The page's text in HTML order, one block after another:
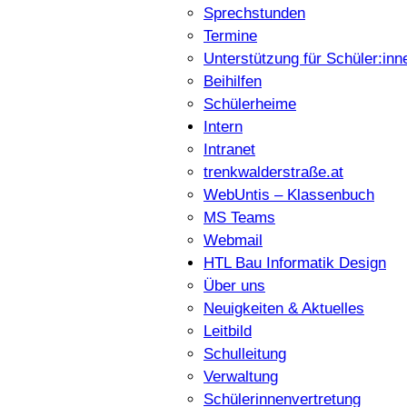
Sprechstunden
Termine
Unterstützung für
Beihilfen
Schülerheime
Intern
Intranet
trenkwalderstraße.at
WebUntis – Klassenbuch
MS Teams
Webmail
HTL Bau Informatik Design
Über uns
Neuigkeiten & Aktuelles
Leitbild
Schulleitung
Verwaltung
Schülerinnenvertretung